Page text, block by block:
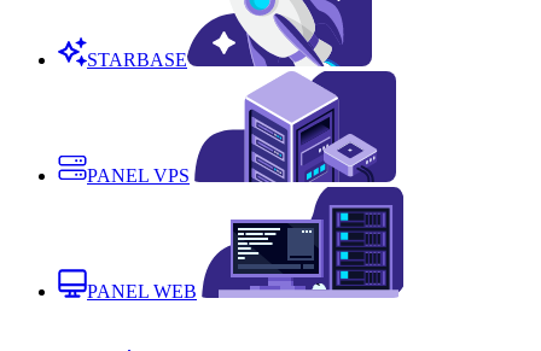
STARBASE
PANEL VPS
PANEL WEB